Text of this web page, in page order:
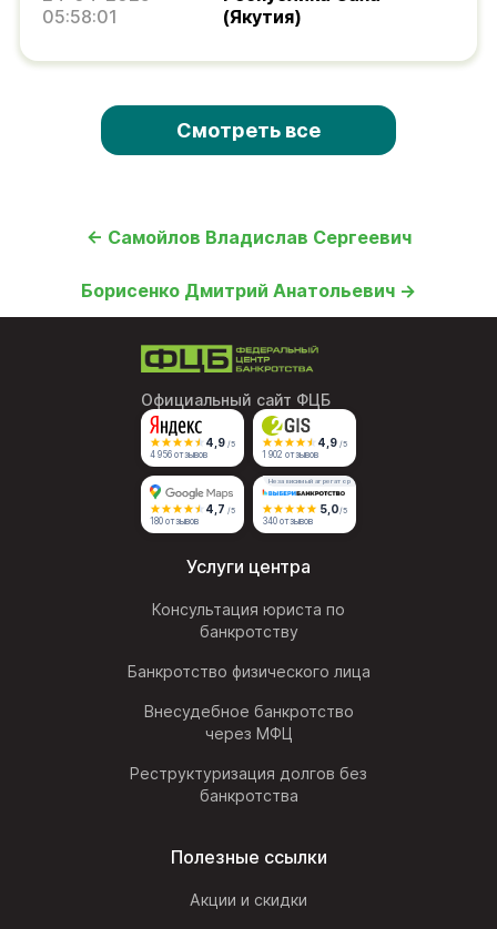
05:58:01
(Якутия)
Смотреть все
← Самойлов Владислав Сергеевич
Борисенко Дмитрий Анатольевич →
Официальный сайт ФЦБ
4,9 /5
4 956 отзывов
4,9 /5
1 902 отзывов
4,7 /5
180 отзывов
Независимый агрегатор
5,0/5
340 отзывов
Услуги центра
Консультация юриста по
банкротству
Банкротство физического лица
Внесудебное банкротство
через МФЦ
Реструктуризация долгов без
банкротства
Полезные ссылки
Акции и скидки